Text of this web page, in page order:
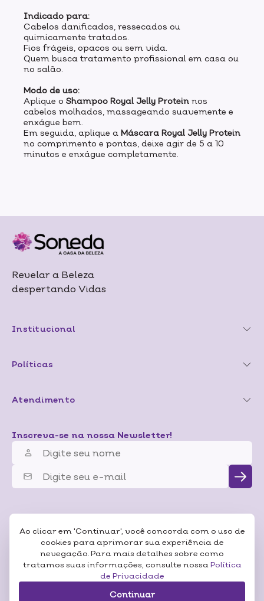
Ao clicar em 'Continuar', você concorda com o uso de
cookies para aprimorar sua experiência de
nevegação. Para mais detalhes sobre como
tratamos suas informações, consulte nossa Política
de Privacidade
Continuar
Indicado para:
Cabelos danificados, ressecados ou
quimicamente tratados.
Fios frágeis, opacos ou sem vida.
Quem busca tratamento profissional em casa ou
no salão.
Modo de uso:
Aplique o Shampoo Royal Jelly Protein nos
cabelos molhados, massageando suavemente e
enxágue bem.
Em seguida, aplique a Máscara Royal Jelly Protein
no comprimento e pontas, deixe agir de 5 a 10
minutos e enxágue completamente.
Revelar a Beleza
despertando Vidas
Institucional
Políticas
Atendimento
Inscreva-se na nossa Newsletter!